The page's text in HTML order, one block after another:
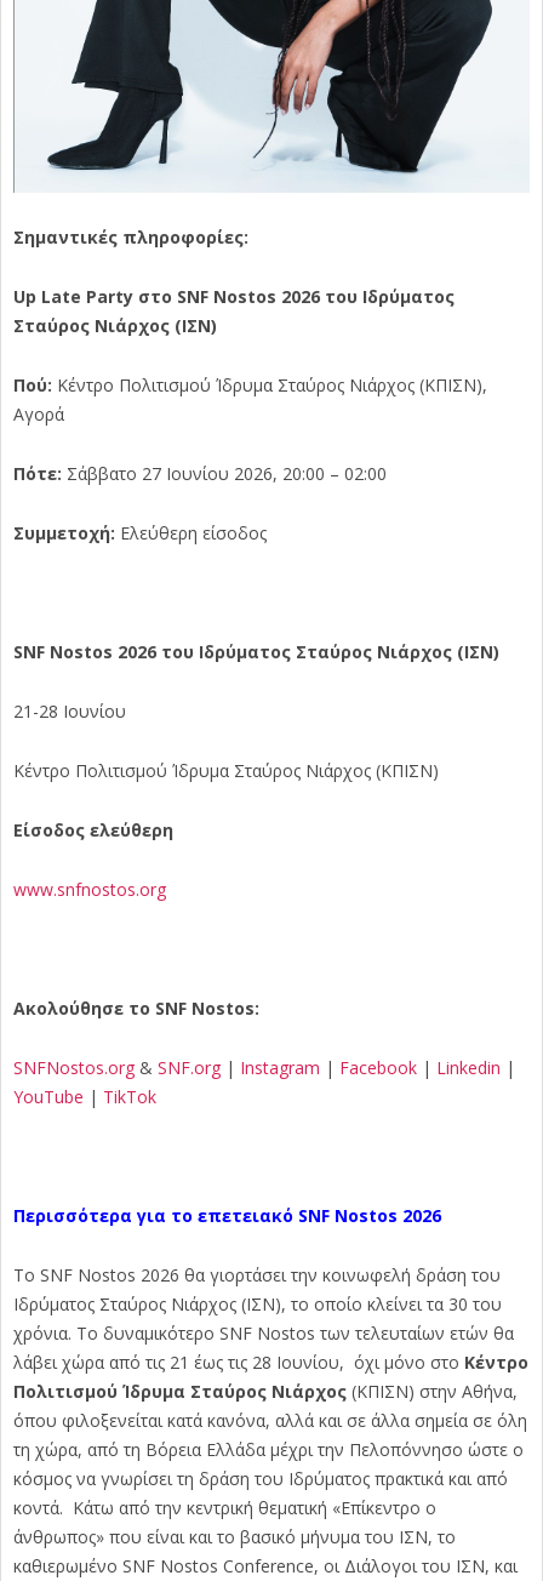
Σημαντικές πληροφορίες:
Up Late Party στο SNF Nostos 2026 του Ιδρύματος
Σταύρος Νιάρχος (ΙΣΝ)
Πού: Κέντρο Πολιτισμού Ίδρυμα Σταύρος Νιάρχος (ΚΠΙΣΝ),
Aγορά
Πότε: Σάββατο 27 Ιουνίου 2026, 20:00 – 02:00
Συμμετοχή: Ελεύθερη είσοδος
SNF Nostos 2026 του Ιδρύματος Σταύρος Νιάρχος (ΙΣΝ)
21-28 Ιουνίου
Κέντρο Πολιτισμού Ίδρυμα Σταύρος Νιάρχος (ΚΠΙΣΝ)
Είσοδος ελεύθερη
www.snfnostos.org
Ακολούθησε το SNF Nostos:
SNFNostos.org & SNF.org | Instagram | Facebook | Linkedin |
YouTube | TikTok
Περισσότερα για το επετειακό SNF Nostos 2026
Το SNF Nostos 2026 θα γιορτάσει την κοινωφελή δράση του
Ιδρύματος Σταύρος Νιάρχος (ΙΣΝ), το οποίο κλείνει τα 30 του
χρόνια. Το δυναμικότερο SNF Nostos των τελευταίων ετών θα
λάβει χώρα από τις 21 έως τις 28 Ιουνίου, όχι μόνο στο Κέντρο
Πολιτισμού Ίδρυμα Σταύρος Νιάρχος (ΚΠΙΣΝ) στην Αθήνα,
όπου φιλοξενείται κατά κανόνα, αλλά και σε άλλα σημεία σε όλη
τη χώρα, από τη Βόρεια Ελλάδα μέχρι την Πελοπόννησο ώστε ο
κόσμος να γνωρίσει τη δράση του Ιδρύματος πρακτικά και από
κοντά. Κάτω από την κεντρική θεματική «Επίκεντρο ο
άνθρωπος» που είναι και το βασικό μήνυμα του ΙΣΝ, το
καθιερωμένο SNF Nostos Conference, οι Διάλογοι του ΙΣΝ, και